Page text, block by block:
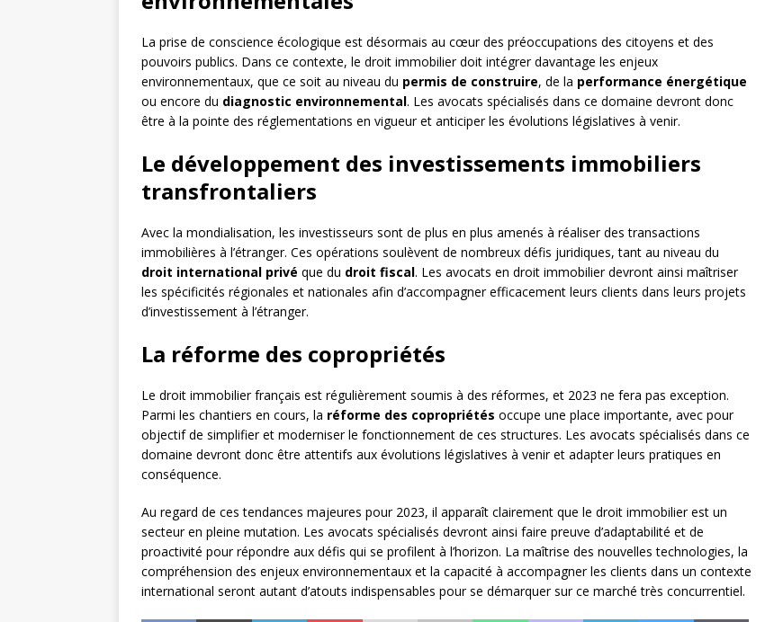
La prise de conscience écologique est désormais au cœur des préoccupations des citoyens et des
pouvoirs publics. Dans ce contexte, le droit immobilier doit intégrer davantage les enjeux
environnementaux, que ce soit au niveau du permis de construire, de la performance énergétique
ou encore du diagnostic environnemental. Les avocats spécialisés dans ce domaine devront donc
être à la pointe des réglementations en vigueur et anticiper les évolutions législatives à venir.
Le développement des investissements immobiliers
transfrontaliers
Avec la mondialisation, les investisseurs sont de plus en plus amenés à réaliser des transactions
immobilières à l’étranger. Ces opérations soulèvent de nombreux défis juridiques, tant au niveau du
droit international privé que du droit fiscal. Les avocats en droit immobilier devront ainsi maîtriser
les spécificités régionales et nationales afin d’accompagner efficacement leurs clients dans leurs projets
d’investissement à l’étranger.
La réforme des copropriétés
Le droit immobilier français est régulièrement soumis à des réformes, et 2023 ne fera pas exception.
Parmi les chantiers en cours, la réforme des copropriétés occupe une place importante, avec pour
objectif de simplifier et moderniser le fonctionnement de ces structures. Les avocats spécialisés dans ce
domaine devront donc être attentifs aux évolutions législatives à venir et adapter leurs pratiques en
conséquence.
Au regard de ces tendances majeures pour 2023, il apparaît clairement que le droit immobilier est un
secteur en pleine mutation. Les avocats spécialisés devront ainsi faire preuve d’adaptabilité et de
proactivité pour répondre aux défis qui se profilent à l’horizon. La maîtrise des nouvelles technologies, la
compréhension des enjeux environnementaux et la capacité à accompagner les clients dans un contexte
international seront autant d’atouts indispensables pour se démarquer sur ce marché très concurrentiel.